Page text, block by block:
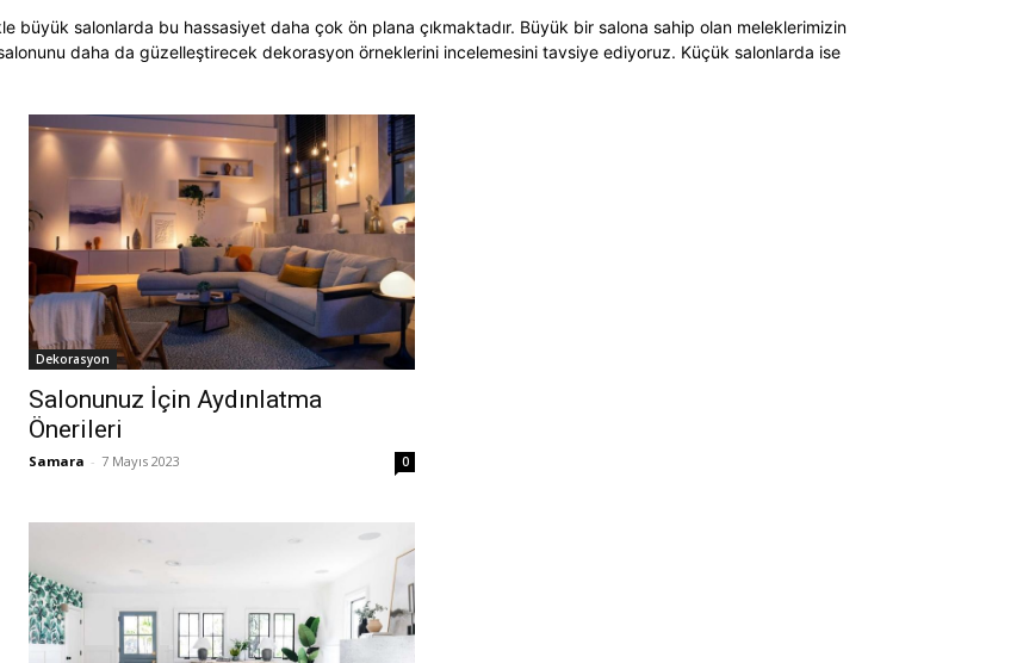
büyük salonlarda bu hassasiyet daha çok ön plana çıkmaktadır. Büyük bir salona sahip olan meleklerimizin
daha da güzelleştirecek dekorasyon örneklerini incelemesini tavsiye ediyoruz. Küçük salonlarda ise
Dekorasyon
Salonunuz İçin Aydınlatma
Önerileri
Samara - 7 Mayıs 2023 0